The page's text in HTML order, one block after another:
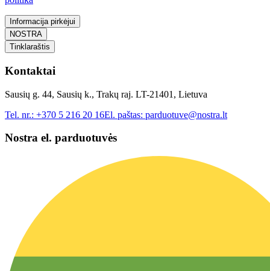
Informacija pirkėjui
NOSTRA
Tinklaraštis
Kontaktai
Sausių g. 44, Sausių k., Trakų raj. LT-21401, Lietuva
Tel. nr.: +370 5 216 20 16El. paštas: parduotuve@nostra.lt
Nostra el. parduotuvės